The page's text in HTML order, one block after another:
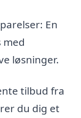
En
med
løsninger.
tilbud fra
du dig et